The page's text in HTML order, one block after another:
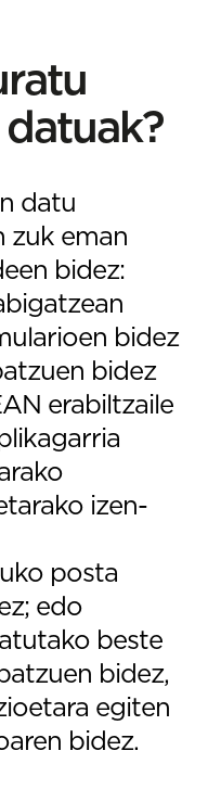
datu
zuk eman
bidez:
bidez
bidez
erabiltzaile
izen-
posta
edo
beste
bidez,
egiten
bidez.